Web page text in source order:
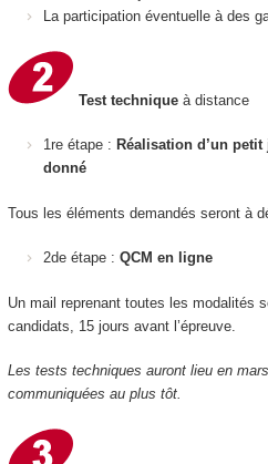
La participation éventuelle à des
Test techniqueà distance
1re étape : Réalisation d’un
donné
Tous les éléments demandés seront à
2de étape : QCM en ligne
Un mail reprenant toutes les modalités
candidats, 15 jours avant l’épreuve.
Les tests techniques auront lieu en
communiquées au plus tôt.